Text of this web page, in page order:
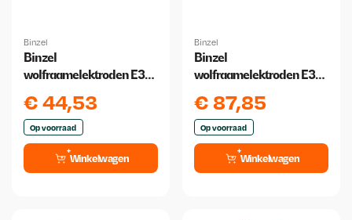
Binzel
Binzel
wolfraamelektroden E3
€44,53
Op voorraad
Winkelwagen
Binzel
Binzel
wolfraamelektroden E3
stuks
€87,85
Op voorraad
Winkelwagen